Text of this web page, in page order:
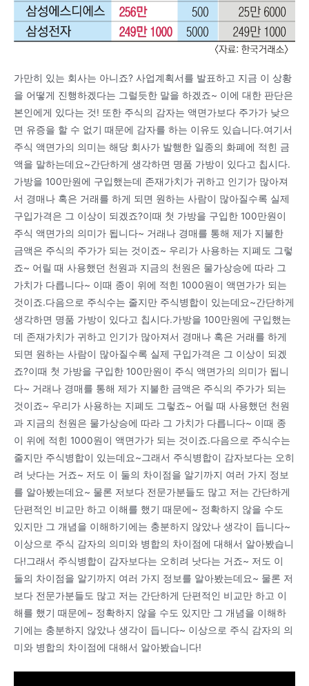
가만히 있는 회사는 아니죠? 사업계획서를 발표하고 지금 이 상황
을 어떻게 진행하겠다는 그럴듯한 말을 하겠죠~ 이에 대한 판단은
본인에게 있다는 것! 또한 주식의 감자는 액면가보다 주가가 낮으
면 유증을 할 수 없기 때문에 감자를 하는 이유도 있습니다.여기서
주식 액면가의 의미는 해당 회사가 발행한 일종의 화폐에 적힌 금
액을 말하는데요~간단하게 생각하면 명품 가방이 있다고 칩시다.
가방을 100만원에 구입했는데 존재가치가 귀하고 인기가 많아져
서 경매나 혹은 거래를 하게 되면 원하는 사람이 많아질수록 실제
구입가격은 그 이상이 되겠죠?이때 첫 가방을 구입한 100만원이
주식 액면가의 의미가 됩니다~ 거래나 경매를 통해 제가 지불한
금액은 주식의 주가가 되는 것이죠~ 우리가 사용하는 지폐도 그렇
죠~ 어릴 때 사용했던 천원과 지금의 천원은 물가상승에 따라 그
가치가 다릅니다~ 이때 종이 위에 적힌 1000원이 액면가가 되는
것이죠.다음으로 주식수는 줄지만 주식병합이 있는데요~간단하게
생각하면 명품 가방이 있다고 칩시다.가방을 100만원에 구입했는
데 존재가치가 귀하고 인기가 많아져서 경매나 혹은 거래를 하게
되면 원하는 사람이 많아질수록 실제 구입가격은 그 이상이 되겠
죠?이때 첫 가방을 구입한 100만원이 주식 액면가의 의미가 됩니
다~ 거래나 경매를 통해 제가 지불한 금액은 주식의 주가가 되는
것이죠~ 우리가 사용하는 지폐도 그렇죠~ 어릴 때 사용했던 천원
과 지금의 천원은 물가상승에 따라 그 가치가 다릅니다~ 이때 종
이 위에 적힌 1000원이 액면가가 되는 것이죠.다음으로 주식수는
줄지만 주식병합이 있는데요~그래서 주식병합이 감자보다는 오히
려 낫다는 거죠~ 저도 이 둘의 차이점을 알기까지 여러 가지 정보
를 알아봤는데요~ 물론 저보다 전문가분들도 많고 저는 간단하게
단편적인 비교만 하고 이해를 했기 때문에~ 정확하지 않을 수도
있지만 그 개념을 이해하기에는 충분하지 않았나 생각이 듭니다~
이상으로 주식 감자의 의미와 병합의 차이점에 대해서 알아봤습니
다!그래서 주식병합이 감자보다는 오히려 낫다는 거죠~ 저도 이
둘의 차이점을 알기까지 여러 가지 정보를 알아봤는데요~ 물론 저
보다 전문가분들도 많고 저는 간단하게 단편적인 비교만 하고 이
해를 했기 때문에~ 정확하지 않을 수도 있지만 그 개념을 이해하
기에는 충분하지 않았나 생각이 듭니다~ 이상으로 주식 감자의 의
미와 병합의 차이점에 대해서 알아봤습니다!